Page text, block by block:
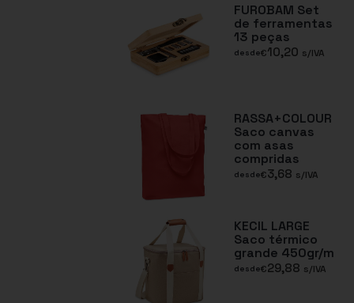
FUROBAM Set
de ferramentas
13 peças
desde€10,20 s/IVA
RASSA+COLOUR
Saco canvas
com asas
compridas
desde€3,68 s/IVA
KECIL LARGE
Saco térmico
grande 450gr/m
desde€29,88 s/IVA